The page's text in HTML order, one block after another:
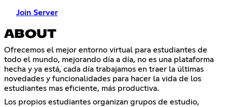
Join Server
ABOUT
Ofrecemos el mejor entorno virtual para estudiantes de
todo el mundo, mejorando día a día, no es una plataforma
hecha y ya está, cada día trabajamos en traer la últimas
novedades y funcionalidades para hacer la vida de los
estudiantes mas eficiente, más productiva.
Los propios estudiantes organizan grupos de estudio,